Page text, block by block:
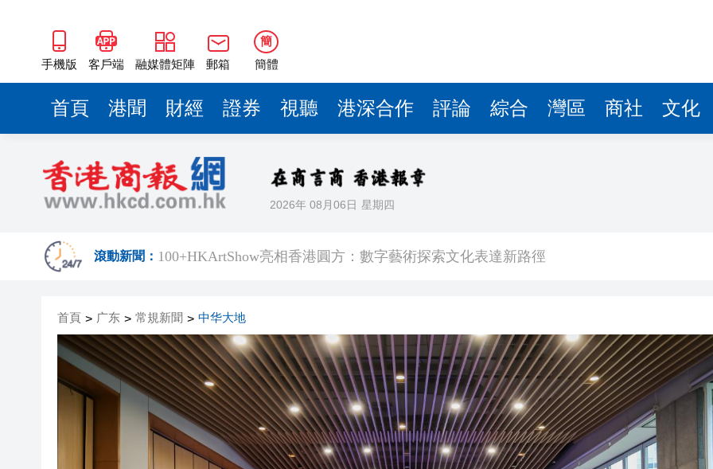
手機版 客戶端 融媒體矩陣 郵箱
簡
簡體
首頁 港聞 財經 證券 視聽 港深合作 評論 綜合 灣區 商社 文化
2026年 08月06日 星期四
滾動新聞：
耀才證券遭證監譴責兼罰款280萬 涉可疑交易監控缺失
哈電集團原黨委常委、紀委書記楊宏勇被開除黨籍
71歲小巴司機服感冒藥後駕車輾斃八旬老翁 被判監14個月及停牌5年
中環26歲交易員挪用5000萬 傳炒海力士ETF蝕1.5億
工聯會攜手深圳希華愛康健醫院 啟動「睛彩人生」白內障義診計劃
持刀強闖中國駐日大使館 村田晃大被起訴
長鑫科技上市，碧桂園少賺420多億
哈電集團原黨委常委、紀委書記楊宏勇被開除黨籍
71歲小巴司機服感冒藥後駕車輾斃八旬老翁 被判監14個月及停牌5年
中環26歲交易員挪用5000萬 傳炒海力士ETF蝕1.5億
工聯會攜手深圳希華愛康健醫院 啟動「睛彩人生」白內障義診計劃
持刀強闖中國駐日大使館 村田晃大被起訴
首頁 > 广东 > 常規新聞 > 中华大地